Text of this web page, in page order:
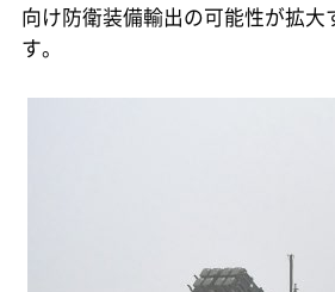
向け防衛装備輸出の可能性が拡大
す。